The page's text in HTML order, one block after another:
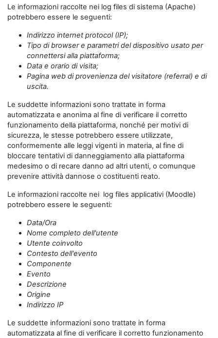
Le informazioni raccolte nei log files di sistema (Apache)
potrebbero essere le seguenti:
Indirizzo internet protocol (IP);
Tipo di browser e parametri del dispositivo usato per
connettersi alla piattaforma;
Data e orario di visita;
Pagina web di provenienza del visitatore (referral) e di
uscita.
Le suddette informazioni sono trattate in forma
automatizzata e anonima al fine di verificare il corretto
funzionamento della piattaforma, nonché per motivi di
sicurezza, le stesse potrebbero essere utilizzate,
conformemente alle leggi vigenti in materia, al fine di
bloccare tentativi di danneggiamento alla piattaforma
medesimo o di recare danno ad altri utenti, o comunque
prevenire attività dannose o costituenti reato.
Le informazioni raccolte nei log files applicativi (Moodle)
potrebbero essere le seguenti:
Data/Ora
Nome completo dell'utente
Utente coinvolto
Contesto dell'evento
Componente
Evento
Descrizione
Origine
Indirizzo IP
Le suddette informazioni sono trattate in forma
automatizzata al fine di verificare il corretto funzionamento